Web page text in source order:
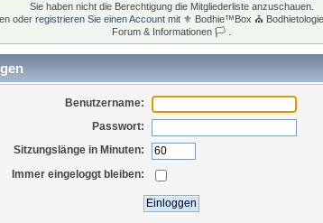
Sie haben nicht die Berechtigung die Mitgliederliste anzuschauen.
oder registrieren Sie einen Accountmit ⚜ Bodhie™Box ⛪
Forum & Informationen 🏳 .
Benutzername:
Passwort:
Sitzungslänge in Minuten:
Immer eingeloggt bleiben: